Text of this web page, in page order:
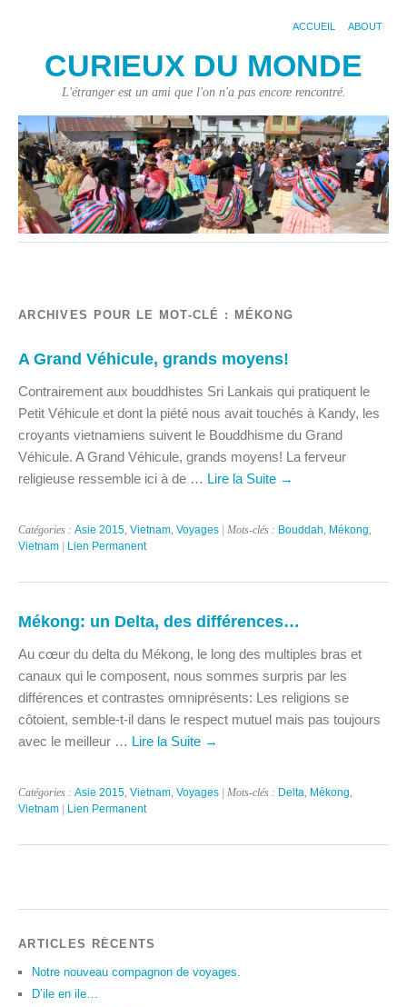
ACCUEIL ABOUT
CURIEUX DU MONDE
L'étranger est un ami que l'on n'a pas encore rencontré.
ARCHIVES POUR LE MOT-CLÉ : MÉKONG
A Grand Véhicule, grands moyens!
Contrairement aux bouddhistes Sri Lankais qui pratiquent le
Petit Véhicule et dont la piété nous avait touchés à Kandy, les
croyants vietnamiens suivent le Bouddhisme du Grand
Véhicule. A Grand Véhicule, grands moyens! La ferveur
religieuse ressemble ici à de … Lire la Suite →
Catégories : Asie 2015 Vietnam Voyages | Mots-clés : Bouddah Mékong
Vietnam | Lien Permanent
Mékong: un Delta, des différences…
Au cœur du delta du Mékong, le long des multiples bras et
canaux qui le composent, nous sommes surpris par les
différences et contrastes omniprésents: Les religions se
côtoient, semble-t-il dans le respect mutuel mais pas toujours
avec le meilleur … Lire la Suite →
Catégories : Asie 2015 Vietnam Voyages | Mots-clés : Delta Mékong
Vietnam | Lien Permanent
ARTICLES RÉCENTS
Notre nouveau compagnon de voyages.
D’ile en ile…